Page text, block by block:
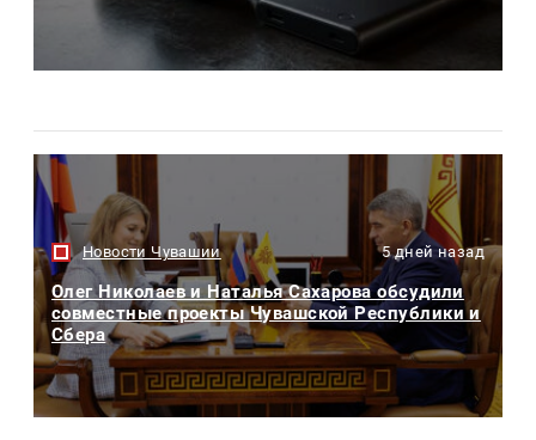
Новости Чувашии 5 дней назад
Олег Николаев и Наталья Сахарова обсудили
совместные проекты Чувашской Республики и
Сбера